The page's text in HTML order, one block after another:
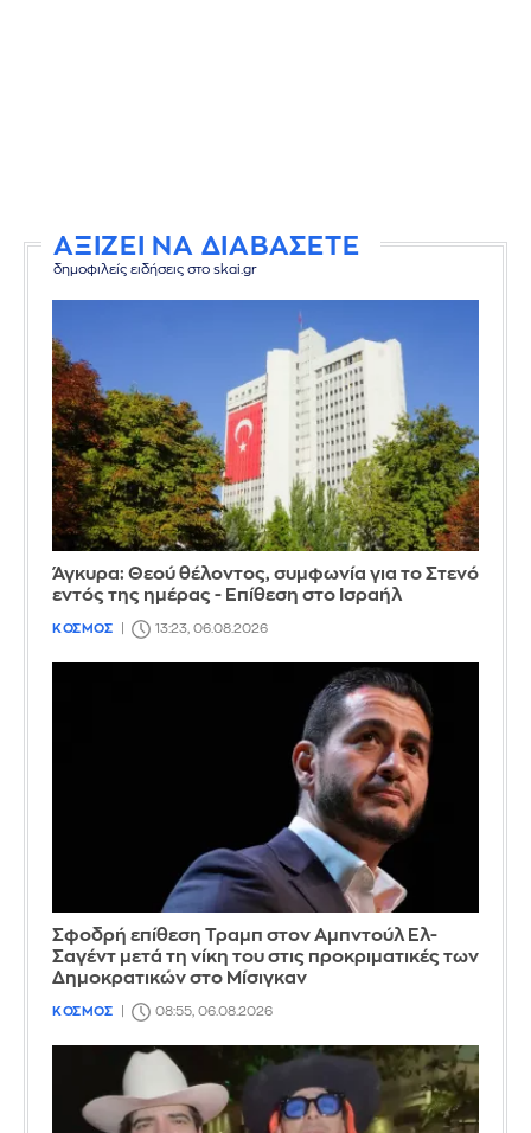
ΑΞΙΖΕΙ ΝΑ ΔΙΑΒΑΣΕΤΕ
δημοφιλείς ειδήσεις στο skai.gr
Άγκυρα: Θεού θέλοντος, συμφωνία για το Στενό
εντός της ημέρας - Επίθεση στο Ισραήλ
ΚΟΣΜΟΣ 13:23, 06.08.2026
Σφοδρή επίθεση Τραμπ στον Αμπντούλ Ελ-
Σαγέντ μετά τη νίκη του στις προκριματικές των
Δημοκρατικών στο Μίσιγκαν
ΚΟΣΜΟΣ 08:55, 06.08.2026